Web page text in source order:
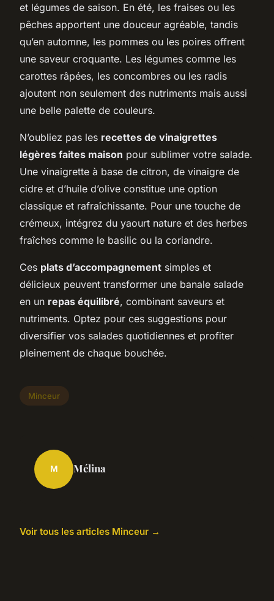
et légumes de saison. En été, les fraises ou les
pêches apportent une douceur agréable, tandis
qu’en automne, les pommes ou les poires offrent
une saveur croquante. Les légumes comme les
carottes râpées, les concombres ou les radis
ajoutent non seulement des nutriments mais aussi
une belle palette de couleurs.
N’oubliez pas les recettes de vinaigrettes
légères faites maison pour sublimer votre salade.
Une vinaigrette à base de citron, de vinaigre de
cidre et d’huile d’olive constitue une option
classique et rafraîchissante. Pour une touche de
crémeux, intégrez du yaourt nature et des herbes
fraîches comme le basilic ou la coriandre.
Ces plats d’accompagnement simples et
délicieux peuvent transformer une banale salade
en un repas équilibré, combinant saveurs et
nutriments. Optez pour ces suggestions pour
diversifier vos salades quotidiennes et profiter
pleinement de chaque bouchée.
Minceur
M Mélina
Voir tous les articles Minceur →